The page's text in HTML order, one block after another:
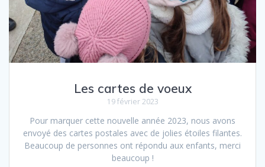
Les cartes de voeux
19 février 2023
Pour marquer cette nouvelle année 2023, nous avons
envoyé des cartes postales avec de jolies étoiles filantes.
Beaucoup de personnes ont répondu aux enfants, merci
beaucoup !